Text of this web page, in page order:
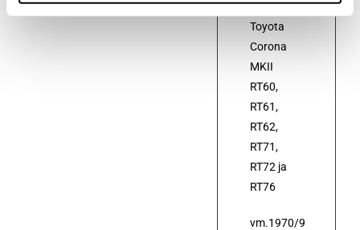
autoon
Toyota
Corona
MKII
RT60,
RT61,
RT62,
RT71,
RT72 ja
RT76
vm.1970/9